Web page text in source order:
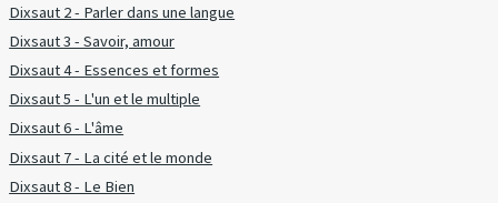
Dixsaut 2 - Parler dans une langue
Dixsaut 3 - Savoir, amour
Dixsaut 4 - Essences et formes
Dixsaut 5 - L'un et le multiple
Dixsaut 6 - L'âme
Dixsaut 7 - La cité et le monde
Dixsaut 8 - Le Bien